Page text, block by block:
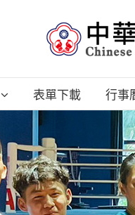
表單下載 行事